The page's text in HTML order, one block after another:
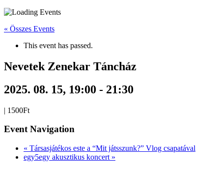
« Összes Events
This event has passed.
Nevetek Zenekar Táncház
2025. 08. 15, 19:00 - 21:30
| 1500Ft
Event Navigation
« Társasjátékos este a “Mit játsszunk?” Vlog csapatával
egy5egy akusztikus koncert »